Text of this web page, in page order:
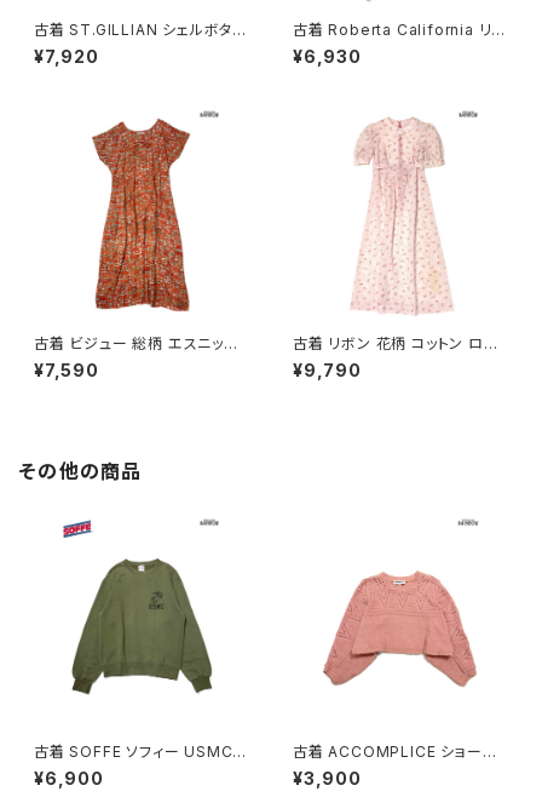
古着 ST.GILLIAN シェルボタン
ストライプ柄 コットン ロング丈
半袖 ワンピース グレー カーキ
¥7,920
古着 Roberta California リボ
ン 無地 ロング丈 半袖 ワンピー
ス ピンク (otu2604148)
¥6,930
古着 ビジュー 総柄 エスニック
柄 ロング丈 半袖 ワンピース オ
レンジ (otu2605039)
¥7,590
古着 リボン 花柄 コットン ロン
グ丈 半袖 ワンピース ピンク (o
tu2604073)
¥9,790
その他の商品
古着 SOFFE ソフィー USMC
アメリカ製 ロゴ 長袖 スウェット
トレーナー 緑 カーキ (ttu2508
¥6,900
古着 ACCOMPLICE ショート
丈 アメリカ製 無地 長袖 ニット
セーター ピンク (ttu2501058)
¥3,900